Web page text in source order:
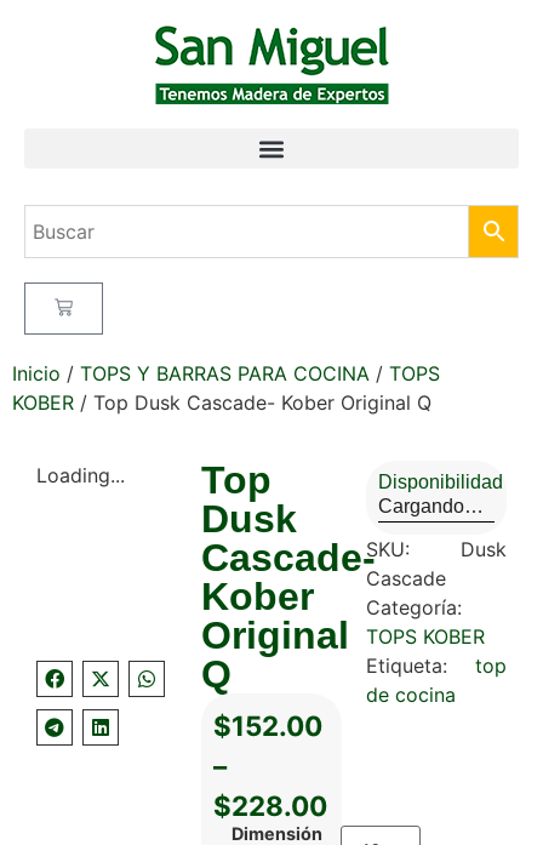
Inicio / TOPS Y BARRAS PARA COCINA / TOPS
KOBER / Top Dusk Cascade- Kober Original Q
Loading...
Top
Dusk
Cascade-
Kober
Original
Q
$152.00
–
$228.00
Dimensión
Disponibilidad
Cargando…
SKU: Dusk
Cascade
Categoría:
TOPS KOBER
Etiqueta: top
de cocina